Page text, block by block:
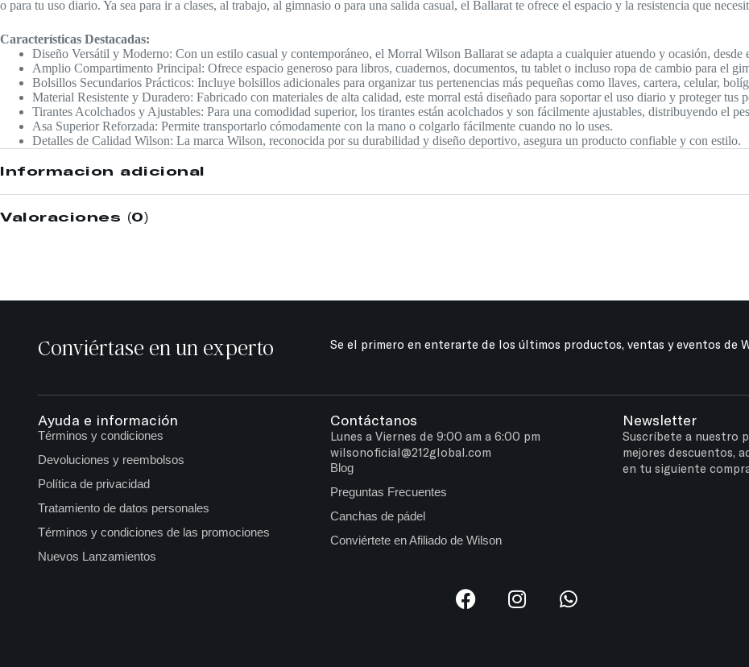
o para tu uso diario. Ya sea para ir a clases, al trabajo, al gimnasio o para una salida casual, el Ballarat te ofrece el espacio y la resistencia que
Características Destacadas:
Diseño Versátil y Moderno: Con un estilo casual y contemporáneo, el Morral Wilson Ballarat se adapta a cualquier atuendo y ocasión, desde
Amplio Compartimento Principal: Ofrece espacio generoso para libros, cuadernos, documentos, tu tablet o incluso ropa de cambio para el
Bolsillos Secundarios Prácticos: Incluye bolsillos adicionales para organizar tus pertenencias más pequeñas como llaves, cartera, celular,
Material Resistente y Duradero: Fabricado con materiales de alta calidad, este morral está diseñado para soportar el uso diario y proteger tus
Tirantes Acolchados y Ajustables: Para una comodidad superior, los tirantes están acolchados y son fácilmente ajustables, distribuyendo el
Asa Superior Reforzada: Permite transportarlo cómodamente con la mano o colgarlo fácilmente cuando no lo uses.
Detalles de Calidad Wilson: La marca Wilson, reconocida por su durabilidad y diseño deportivo, asegura un producto confiable y con estilo.
Información adicional
Valoraciones (0)
Conviértase en un experto Se el primero en enterarte de los últimos productos, ventas y eventos de
Ayuda e información
Términos y condiciones
Devoluciones y reembolsos
Política de privacidad
Tratamiento de datos personales
Términos y condiciones de las promociones
Nuevos Lanzamientos
Contáctanos
Lunes a Viernes de 9:00 am a 6:00 pm
wilsonoficial@212global.com
Blog
Preguntas Frecuentes
Canchas de pádel
Conviértete en Afiliado de Wilson
Newsletter
Suscríbete a nuestro
mejores descuentos,
en tu siguiente